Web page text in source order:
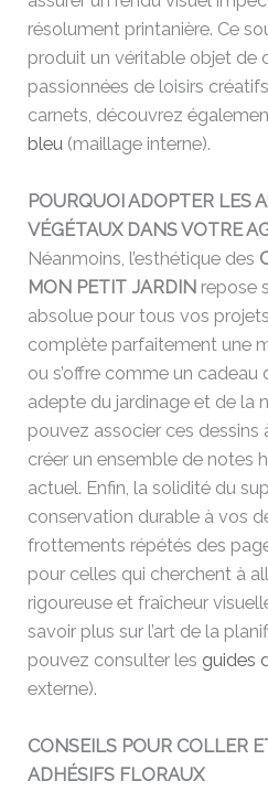
résolument printanière. Ce
produit un véritable objet de
passionnées de loisirs
carnets, découvrez
bleu (maillage interne).
POURQUOI ADOPTER LES
VÉGÉTAUX DANS VOTRE
Néanmoins, l’esthétique des
MON PETIT JARDIN repose
absolue pour tous vos
complète parfaitement une
ou s’offre comme un cadeau
adepte du jardinage et de la
pouvez associer ces
créer un ensemble de notes
actuel. Enfin, la solidité du
conservation durable à vos
frottements répétés des
pour celles qui cherchent à
rigoureuse et fraîcheur
savoir plus sur l’art de la
pouvez consulter les guides
externe).
CONSEILS POUR COLLER
ADHÉSIFS FLORAUX